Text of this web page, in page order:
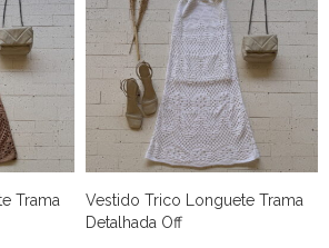
Trama
Vestido Trico Longuete Trama
Detalhada Off